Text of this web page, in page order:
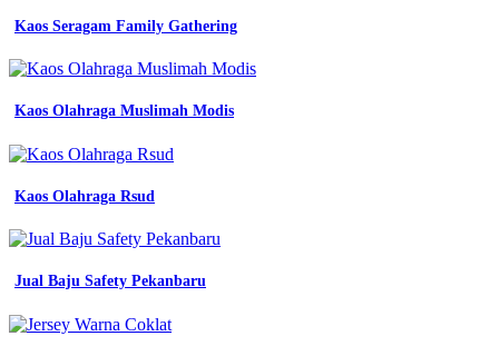
lapangan
panjang
kerja
kantor
seragam
wearpack
werpak
kerja
lapangan
tambang
Kaos Seragam Family Gathering
Kaos Olahraga Muslimah Modis
Kaos Olahraga Rsud
Jual Baju Safety Pekanbaru